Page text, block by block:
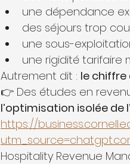
une dépendance
des séjours trop
une sous-
une rigidité tarifaire
Autrement dit : le
👉 Des études en
l’optimisation isolée de
https://
Hospitality Revenue